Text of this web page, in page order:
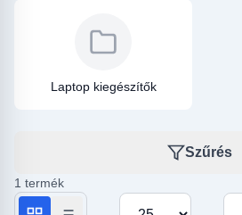
Laptop kiegészítők
Szűrés
1 termék
Termékek száma